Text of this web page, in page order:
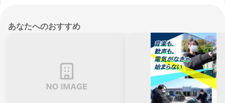
あなたへのおすすめ